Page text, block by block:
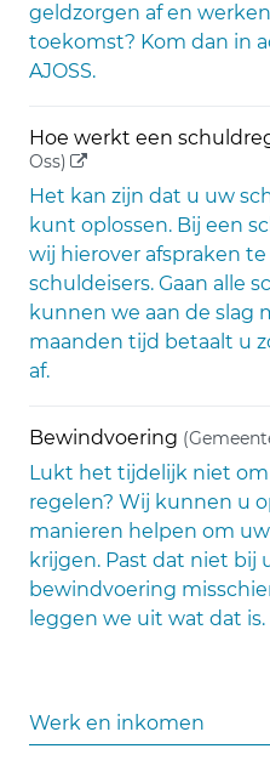
geldzorgen af en
toekomst? Kom dan in
AJOSS.
Hoe werkt een
Oss) (externe link)
Het kan zijn dat u uw
kunt oplossen. Bij een
wij hierover afspraken
schuldeisers. Gaan alle
kunnen we aan de slag
maanden tijd betaalt u
af.
Bewindvoering
Lukt het tijdelijk niet
regelen? Wij kunnen u
manieren helpen om
krijgen. Past dat niet bij
bewindvoering
leggen we uit wat dat is.
Werk en inkomen